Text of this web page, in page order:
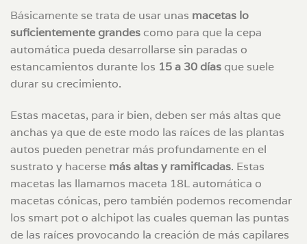
Básicamente se trata de usar unas macetas lo
suficientemente grandescomo para que la cepa
automática pueda desarrollarse sin paradas o
estancamientos durante los 15 a 30 díasque suele
durar su crecimiento.
Estas macetas, para ir bien, deben ser más altas que
anchas ya que de este modo las raíces de las plantas
autos pueden penetrar más profundamente en el
sustrato y hacerse más altas y ramificadas. Estas
macetas las llamamos maceta 18L automática o
macetas cónicas, pero también podemos recomendar
los smart pot o alchipot las cuales queman las puntas
de las raíces provocando la creación de más capilares